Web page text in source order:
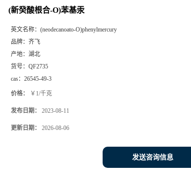
(新癸酸根合-O)苯基汞
英文名称： (neodecanoato-O)phenylmercury
品牌： 齐飞
产地： 湖北
货号： QF2735
cas： 26545-49-3
价格： ￥1/千克
发布日期： 2023-08-11
更新日期： 2026-08-06
发送咨询信息